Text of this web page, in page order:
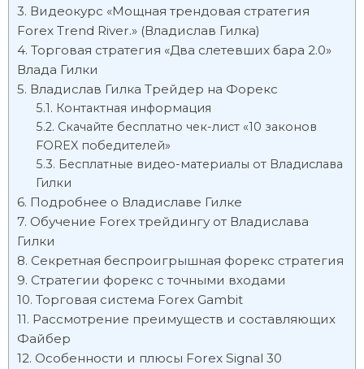
Видеокурс «Мощная трендовая стратегия
Forex Trend River.» (Владислав Гилка)
Торговая стратегия «Два слетевших бара 2.0»
Влада Гилки
Владислав Гилка Трейдер на Форекс
Контактная информация
Скачайте бесплатно чек-лист «10 законов
FOREX победителей»
Бесплатные видео-материалы от Владислава
Гилки
Подробнее о Владиславе Гилке
Обучение Forex трейдингу от Владислава
Гилки
Секретная беспроигрышная форекс стратегия
Стратегии форекс с точными входами
Торговая система Forex Gambit
Рассмотрение преимуществ и составляющих
Файбер
Особенности и плюсы Forex Signal 30